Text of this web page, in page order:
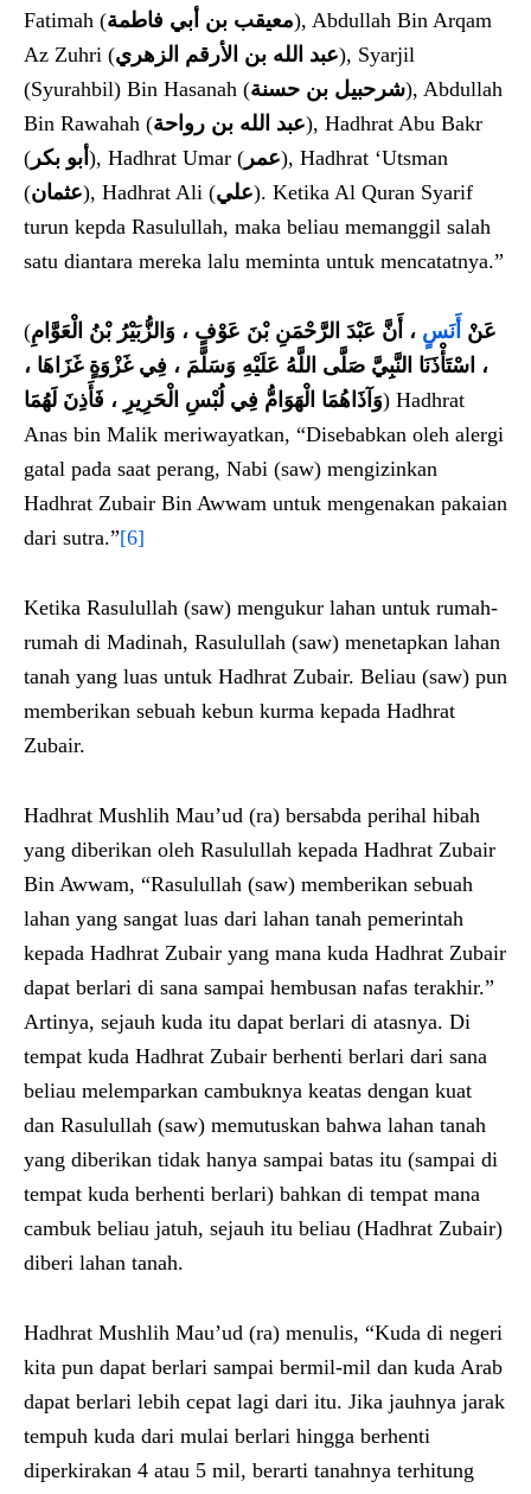
Fatimah (معيقب بن أبي فاطمة), Abdullah Bin Arqam
Az Zuhri (عبد الله بن الأرقم الزهري), Syarjil
(Syurahbil) Bin Hasanah (شرحبيل بن حسنة), Abdullah
Bin Rawahah (عبد الله بن رواحة), Hadhrat Abu Bakr
( أبو بكر ), Hadhrat Umar ( عمر), Hadhrat ‘Utsman
(عثمان), Hadhrat Ali (علي). Ketika Al Quran Syarif
turun kepda Rasulullah, maka beliau memanggil salah
satu diantara mereka lalu meminta untuk mencatatnya.”
( عَنْ أَنَسٍ ، أَنَّ عَبْدَ الرَّحْمَنِ بْنَ عَوْفٍ ، وَالزُّبَيْرُ بْنُ الْعَوَّامِ
، اسْتَأْذَنَا النَّبِيَّ صَلَّى اللَّهُ عَلَيْهِ وَسَلَّمَ ، فِي غَزْوَةٍ غَزَاهَا ،
وَآذَاهُمَا الْهَوَامُّ فِي لُبْسِ الْحَرِيرِ ، فَأَذِنَ لَهُمَا) Hadhrat
Anas bin Malik meriwayatkan, “Disebabkan oleh alergi
gatal pada saat perang, Nabi (saw) mengizinkan
Hadhrat Zubair Bin Awwam untuk mengenakan pakaian
dari sutra.”[6]
Ketika Rasulullah (saw) mengukur lahan untuk rumah-
rumah di Madinah, Rasulullah (saw) menetapkan lahan
tanah yang luas untuk Hadhrat Zubair. Beliau (saw) pun
memberikan sebuah kebun kurma kepada Hadhrat
Zubair.
Hadhrat Mushlih Mau’ud (ra) bersabda perihal hibah
yang diberikan oleh Rasulullah kepada Hadhrat Zubair
Bin Awwam, “Rasulullah (saw) memberikan sebuah
lahan yang sangat luas dari lahan tanah pemerintah
kepada Hadhrat Zubair yang mana kuda Hadhrat Zubair
dapat berlari di sana sampai hembusan nafas terakhir.”
Artinya, sejauh kuda itu dapat berlari di atasnya. Di
tempat kuda Hadhrat Zubair berhenti berlari dari sana
beliau melemparkan cambuknya keatas dengan kuat
dan Rasulullah (saw) memutuskan bahwa lahan tanah
yang diberikan tidak hanya sampai batas itu (sampai di
tempat kuda berhenti berlari) bahkan di tempat mana
cambuk beliau jatuh, sejauh itu beliau (Hadhrat Zubair)
diberi lahan tanah.
Hadhrat Mushlih Mau’ud (ra) menulis, “Kuda di negeri
kita pun dapat berlari sampai bermil-mil dan kuda Arab
dapat berlari lebih cepat lagi dari itu. Jika jauhnya jarak
tempuh kuda dari mulai berlari hingga berhenti
diperkirakan 4 atau 5 mil, berarti tanahnya terhitung